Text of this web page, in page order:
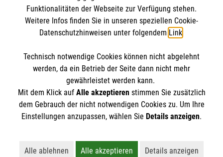
Malteserorden
Sharepoint
Spendenkonto
Bank: Pax-Bank
IBAN: DE20370601201201214188
BIC: GENODED1 PA7
So finden Sie uns
Spyckstraße 50-52
47533 Kleve
info.kleve@malteser.org
Der Malteser Hilfsdienst e.V. ist als eingetragene
Gewerbesteuer befreit.
Funktionalitäten der Webseite zur Verfügung stehen.
Weitere Infos finden Sie in unseren speziellen Cookie-
Datenschutzhinweisen unter folgendem Link.
Technisch notwendige Cookies können nicht abgelehnt
werden, da ein Betrieb der Seite dann nicht mehr
gewährleistet werden kann.
Mit dem Klick auf Alle akzeptierenstimmen Sie zusätzlich
dem Gebrauch der nicht notwendigen Cookies zu. Um Ihre
Einstellungen anzupassen, wählen Sie Details anzeigen.
Alle ablehnen
Alle akzeptieren
Details anzeigen